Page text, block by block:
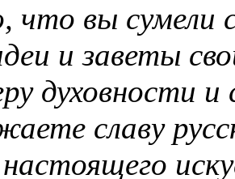
что вы сумели
и заветы
духовности и
славу